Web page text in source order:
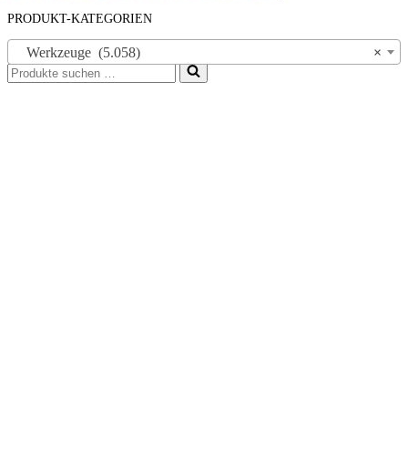
PRODUKT-KATEGORIEN
×
Werkzeuge (5.058)
Suchen
nach …